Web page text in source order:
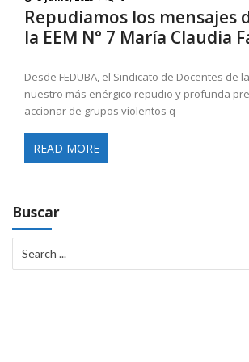
Repudiamos los mensajes
la EEM N° 7 María Claudia
Desde FEDUBA, el Sindicato de Docentes de
nuestro más enérgico repudio y profunda
accionar de grupos violentos q
READ MORE
Buscar
for: